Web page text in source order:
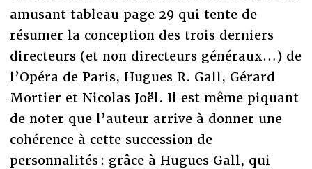
amusant tableau page 29 qui tente de
résumer la conception des trois derniers
directeurs (et non directeurs généraux…) de
l’Opéra de Paris, Hugues R. Gall, Gérard
Mortier et Nicolas Joël. Il est même piquant
de noter que l’auteur arrive à donner une
cohérence à cette succession de
personnalités : grâce à Hugues Gall, qui